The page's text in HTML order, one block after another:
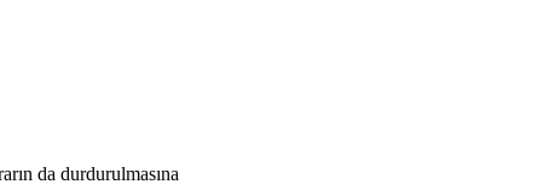
da durdurulmasına